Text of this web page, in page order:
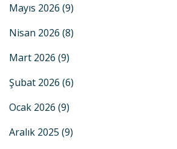
Mayıs 2026 (9)
Nisan 2026 (8)
Mart 2026 (9)
Şubat 2026 (6)
Ocak 2026 (9)
Aralık 2025 (9)